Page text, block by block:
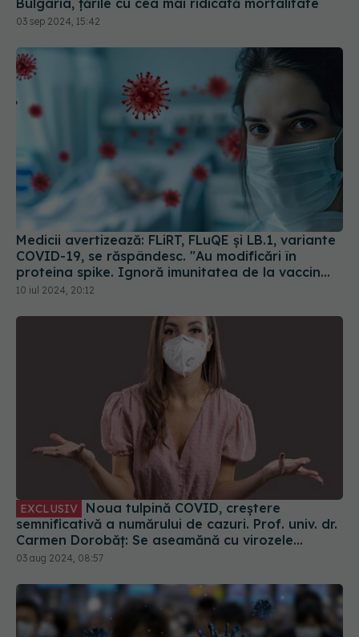
Medicii avertizează: FLiRT, FLuQE și LB.1, variante
COVID-19, se răspândesc. "Au modificări în
proteina spike. Ignoră imunitatea de la vaccin
sau infectarea anterioară
EXCLUSIV Noua tulpină COVID, creștere
semnificativă a numărului de cazuri. Prof. univ. dr.
Carmen Dorobăț: Se aseamănă cu virozele
respiratorii. Nu necesită tratament simptomatic
03 aug 2024, 08:57